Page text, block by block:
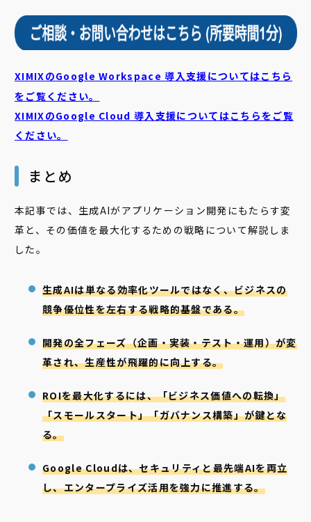
XIMIXのGoogle Workspace 導入支援についてはこちら
をご覧ください。
XIMIXのGoogle Cloud 導入支援についてはこちらをご覧
ください。
まとめ
本記事では、生成AIがアプリケーション開発にもたらす変
革と、その価値を最大化するための戦略について解説しま
した。
生成AIは単なる効率化ツールではなく、ビジネスの
競争優位性を左右する戦略的基盤である。
開発の全フェーズ（企画・実装・テスト・運用）が変
革され、生産性が飛躍的に向上する。
ROIを最大化するには、「ビジネス価値への転換」
「スモールスタート」「ガバナンス構築」が鍵とな
る。
Google Cloudは、セキュリティと最先端AIを両立
し、エンタープライズ活用を強力に推進する。